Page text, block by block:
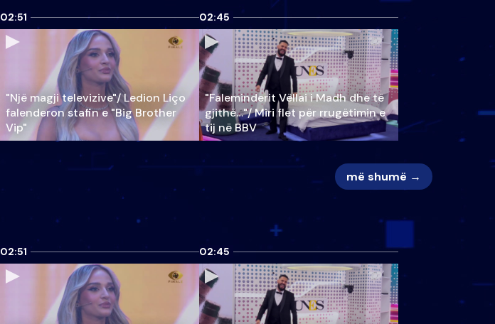
02:51
"Një magji televizive"/ Ledion Liço
falenderon stafin e "Big Brother
Vip"
02:45
"Faleminderit Vëllai i Madh dhe të
gjithë…"/ Miri flet për rrugëtimin e
tij në BBV
më shumë →
02:51 02:45